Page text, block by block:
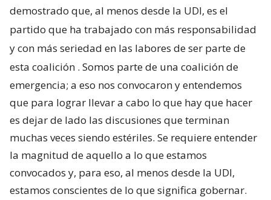
demostrado que, al menos desde la UDI, es el
partido que ha trabajado con más responsabilidad
y con más seriedad en las labores de ser parte de
esta coalición . Somos parte de una coalición de
emergencia; a eso nos convocaron y entendemos
que para lograr llevar a cabo lo que hay que hacer
es dejar de lado las discusiones que terminan
muchas veces siendo estériles. Se requiere entender
la magnitud de aquello a lo que estamos
convocados y, para eso, al menos desde la UDI,
estamos conscientes de lo que significa gobernar.